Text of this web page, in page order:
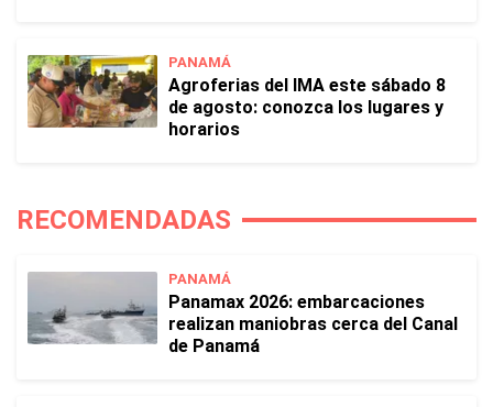
PANAMÁ
Agroferias del IMA este sábado 8
de agosto: conozca los lugares y
horarios
RECOMENDADAS
PANAMÁ
Panamax 2026: embarcaciones
realizan maniobras cerca del Canal
de Panamá